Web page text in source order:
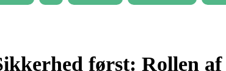
først: Rollen af